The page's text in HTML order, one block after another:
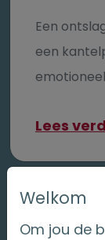
Een
een
Lees
Welkom
Om jou de